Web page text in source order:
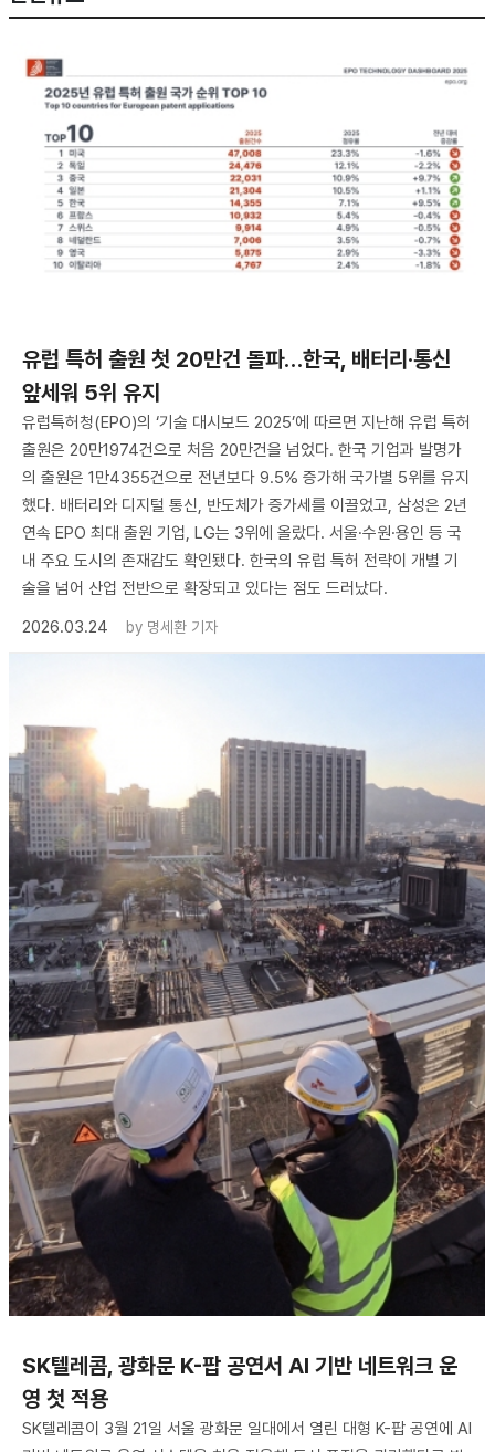
유럽 특허 출원 첫 20만건 돌파…한국, 배터리·통신
앞세워 5위 유지
유럽특허청(EPO)의 ‘기술 대시보드 2025’에 따르면 지난해 유럽 특허
출원은 20만1974건으로 처음 20만건을 넘었다. 한국 기업과 발명가
의 출원은 1만4355건으로 전년보다 9.5% 증가해 국가별 5위를 유지
했다. 배터리와 디지털 통신, 반도체가 증가세를 이끌었고, 삼성은 2년
연속 EPO 최대 출원 기업, LG는 3위에 올랐다. 서울·수원·용인 등 국
내 주요 도시의 존재감도 확인됐다. 한국의 유럽 특허 전략이 개별 기
술을 넘어 산업 전반으로 확장되고 있다는 점도 드러났다.
2026.03.24
by 명세환 기자
SK텔레콤, 광화문 K-팝 공연서 AI 기반 네트워크 운
영 첫 적용
SK텔레콤이 3월 21일 서울 광화문 일대에서 열린 대형 K-팝 공연에 AI